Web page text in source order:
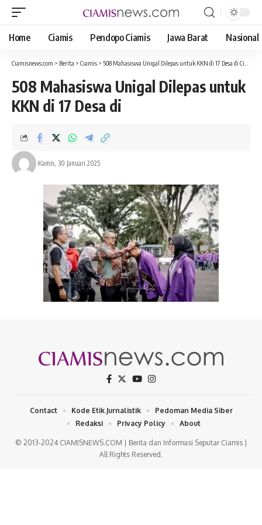
Home Ciamis Pendopo Ciamis Jawa Barat Nasional
Ciamisnews.com > Berita > Ciamis > 508 Mahasiswa Unigal Dilepas untuk KKN di 17 Desa di Ciamis, Pj. Bupati Harapkan Kontribusi Mahasiswa di Masyarakat
508 Mahasiswa Unigal Dilepas untuk
KKN di 17 Desa di
Kamis, 30 Januari 2025
© 2013-2024 CIAMISNEWS.COM | Berita dan Informasi Seputar Ciamis |
All Rights Reserved.
Contact Kode Etik Jurnalistik
Pedoman Media Siber
Redaksi
Privacy Policy About